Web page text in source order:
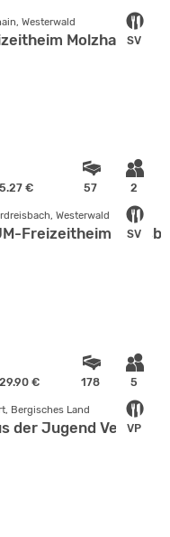
SV
Westerwald
Molzhain
5.27 € 57 2
SV
Westerwald
Freizeitheim
29.90 € 178 5
VP
Bergisches Land
der Jugend Velbert